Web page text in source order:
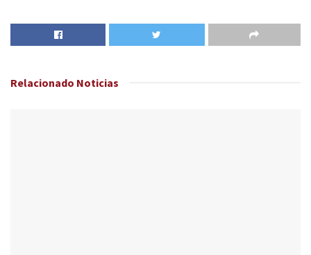
Relacionado Noticias